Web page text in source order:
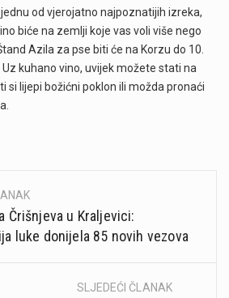
od vjerojatno najpoznatijih izreka,
biće na zemlji koje vas voli više nego
Azila za pse biti će na Korzu do 10.
kuhano vino, uvijek možete stati na
si lijepi božićni poklon ili možda pronaći
Črišnjeva u Kraljevici:
luke donijela 85 novih vezova
SLJEDEĆI ČLANAK